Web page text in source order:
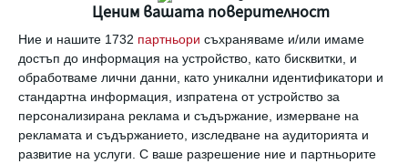
Ценим вашата поверителност
Ние и нашите 1732 партньори съхраняваме и/или имаме
достъп до информация на устройство, като бисквитки, и
обработваме лични данни, като уникални идентификатори и
стандартна информация, изпратена от устройство за
персонализирана реклама и съдържание, измерване на
рекламата и съдържанието, изследване на аудиторията и
развитие на услуги. С ваше разрешение ние и партньорите